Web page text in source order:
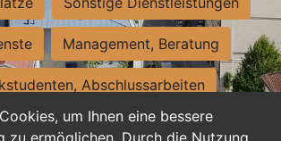
um Ihnen eine bessere
zu ermöglichen. Durch die Nutzung
Management, Beratung
Abschlussarbeiten
Assistenz, Sekretariat